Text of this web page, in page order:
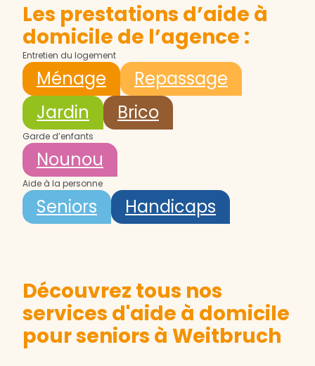
Les prestations d’aide à
domicile de l’agence :
Entretien du logement
Ménage
Repassage
Jardin
Brico
Garde d’enfants
Nounou
Aide à la personne
Seniors Handicaps
Découvrez tous nos
services d'aide à domicile
pour seniors à Weitbruch